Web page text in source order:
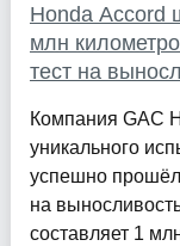
Honda Accord
млн
тест на
Компания GAC
уникального
успешно прошёл
на
составляет 1